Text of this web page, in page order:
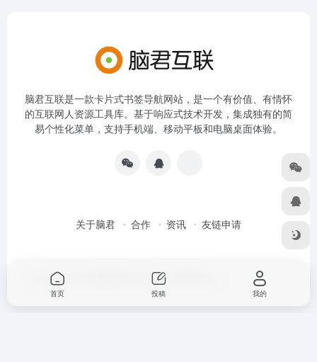
脑君互联是一款卡片式书签导航网站，是一个有价值、有情怀
的互联网人资源工具库。基于响应式技术开发，集成独有的简
易个性化菜单，支持手机端、移动平板和电脑桌面体验。
关于脑君 合作 资讯 友链申请
Copyright © 2026 京ICP备19022836号-4
首页 投稿 我的